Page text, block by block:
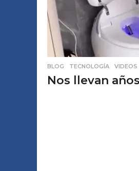
BLOG ,TECNOLOGÍA ,VIDEOS
Nos llevan